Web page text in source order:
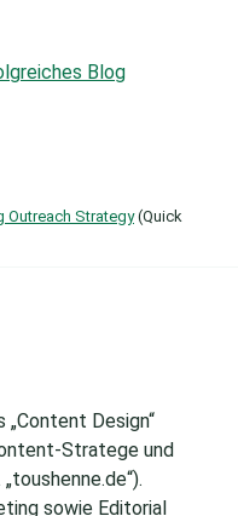
Blog
Outreach Strategy(Quick
Design“
Stratege und
sowie Editorial